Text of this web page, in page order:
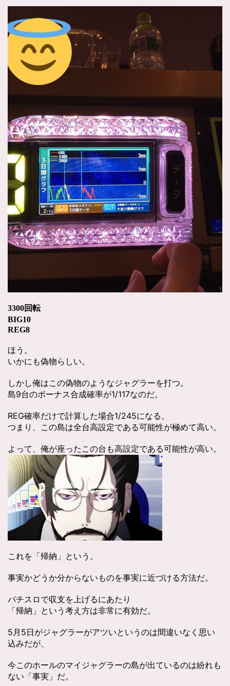
3300回転
BIG10
REG8
ほう。
いかにも偽物らしい。
しかし俺はこの偽物のようなジャグラーを打つ。
島9台のボーナス合成確率が1/117なのだ。
REG確率だけで計算した場合1/245になる。
つまり、この島は全台高設定である可能性が極めて高い。
よって、俺が座ったこの台も高設定である可能性が高い。
これを「帰納」という。
事実かどうか分からないものを事実に近づける方法だ。
パチスロで収支を上げるにあたり
「帰納」という考え方は非常に有効だ。
5月5日がジャグラーがアツいというのは間違いなく思い
込みだが、
今このホールのマイジャグラーの島が出ているのは紛れも
ない「事実」だ。